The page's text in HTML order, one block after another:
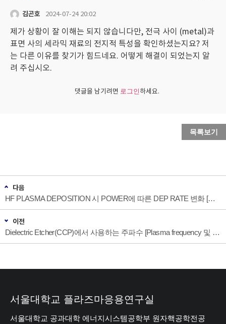
김곤호 2024-07-24 20:02
제가 상황이 잘 이해는 되지 않습니다만, 전극 사이 (metal)과
표면 사의 세라믹 재료의 전지적 특성을 확인하셨는지요? 저
는 다른 이유를 찾기가 힘드네요. 어떻게 해결이 되었는지 알
려 주십시오.
댓글을 남기려면 로그인 하세요.
목록보기
다음
HF PLASMA DEPOSITION 시 POWER에 따른 DEP RATE 변화 [장비 플라즈마, Rate constant]
이전
Dielectric Etcher(CCP)에서 사용하는 주파수 [Plasma frequency 및 RF sheath]
서울대학교 플라즈마응용연구실
서울대학교 공과대학 에너지시스템공학부 원자핵공학전공